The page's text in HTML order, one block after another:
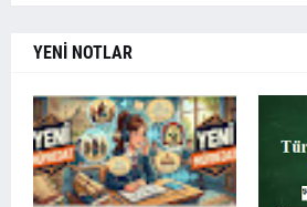
YENİ NOTLAR